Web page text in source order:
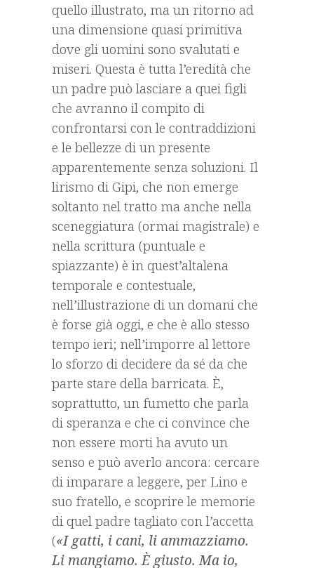
quello illustrato, ma un ritorno ad
una dimensione quasi primitiva
dove gli uomini sono svalutati e
miseri. Questa è tutta l’eredità che
un padre può lasciare a quei figli
che avranno il compito di
confrontarsi con le contraddizioni
e le bellezze di un presente
apparentemente senza soluzioni. Il
lirismo di Gipi, che non emerge
soltanto nel tratto ma anche nella
sceneggiatura (ormai magistrale) e
nella scrittura (puntuale e
spiazzante) è in quest’altalena
temporale e contestuale,
nell’illustrazione di un domani che
è forse già oggi, e che è allo stesso
tempo ieri; nell’imporre al lettore
lo sforzo di decidere da sé da che
parte stare della barricata. È,
soprattutto, un fumetto che parla
di speranza e che ci convince che
non essere morti ha avuto un
senso e può averlo ancora: cercare
di imparare a leggere, per Lino e
suo fratello, e scoprire le memorie
di quel padre tagliato con l’accetta
(«I gatti, i cani, li ammazziamo.
Li mangiamo. È giusto. Ma io,